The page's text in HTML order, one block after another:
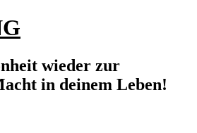
wieder zur
in deinem Leben!